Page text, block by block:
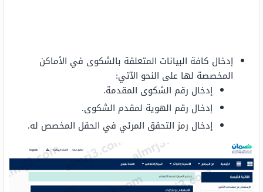
إدخال كافة البيانات المتعلقة بالشكوى في الأماكن
المخصصة لها على النحو الآتي:
إدخال رقم الشكوى المقدمة.
إدخال رقم الهوية لمقدم الشكوى.
إدخال رمز التحقق المرئي في الحقل المخصص له.